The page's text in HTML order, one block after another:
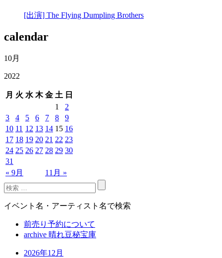
[出演] The Flying Dumpling Brothers
calendar
10月
2022
月 火 水 木 金 土 日
« 9月 11月 »
1
2
3
4 5 6 7 8
9
10 11 12 13 14 15 16
17 18 19 20 21 22 23
24 25 26 27 28 29 30
31
イベント名・アーティスト名で検索
前売り予約について
archive 晴れ豆秘宝庫
2026年12月